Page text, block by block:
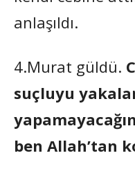
anlaşıldı.
4.Murat güldü.
suçluyu
ben Allah’tan